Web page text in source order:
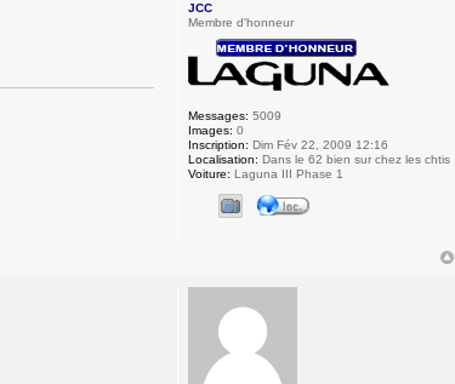
JCC
Membre d'honneur
Messages: 5009
Images: 0
Inscription: Dim Fév 22, 2009 12:16
Localisation: Dans le 62 bien sur chez les chtis
Voiture: Laguna III Phase 1